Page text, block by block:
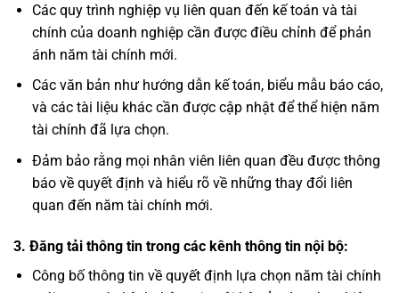
Các quy trình nghiệp vụ liên quan đến kế toán và tài
chính của doanh nghiệp cần được điều chỉnh để phản
ánh năm tài chính mới.
Các văn bản như hướng dẫn kế toán, biểu mẫu báo cáo,
và các tài liệu khác cần được cập nhật để thể hiện năm
tài chính đã lựa chọn.
Đảm bảo rằng mọi nhân viên liên quan đều được thông
báo về quyết định và hiểu rõ về những thay đổi liên
quan đến năm tài chính mới.
3. Đăng tải thông tin trong các kênh thông tin nội bộ:
Công bố thông tin về quyết định lựa chọn năm tài chính